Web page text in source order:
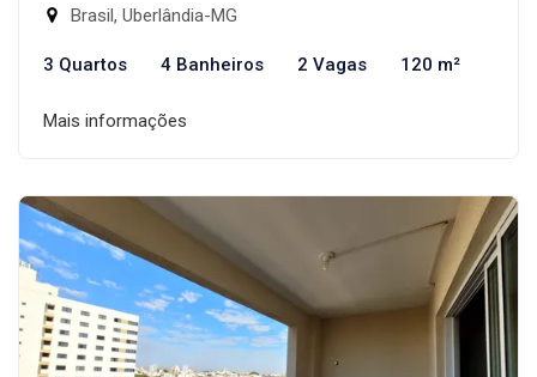
Brasil, Uberlândia-MG
3 Quartos 4 Banheiros 2 Vagas 120 m²
Mais informações